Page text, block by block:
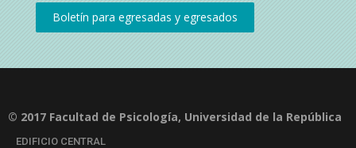
© 2017 Facultad de Psicología, Universidad de la República
EDIFICIO CENTRAL